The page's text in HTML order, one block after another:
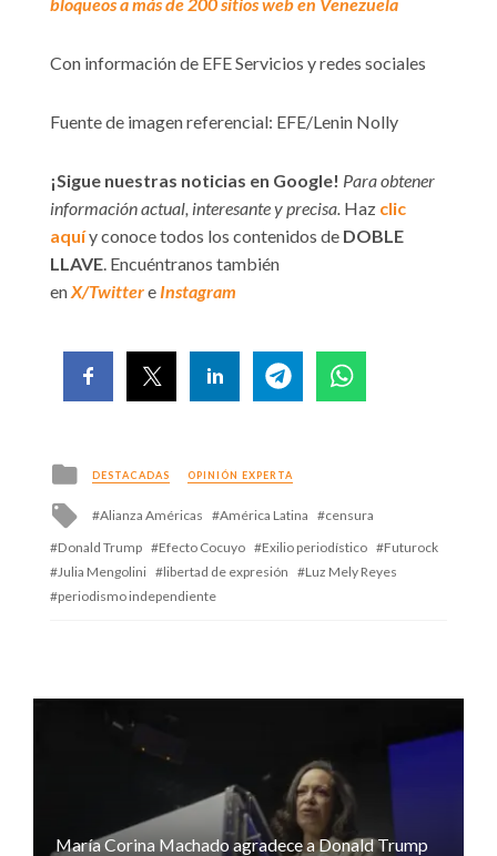
Con información de EFE Servicios y redes sociales
Fuente de imagen referencial: EFE/Lenin Nolly
¡Sigue nuestras noticias en Google! Para obtener
información actual, interesante y precisa. Haz clic
aquíy conoce todos los contenidos de DOBLE
LLAVE. Encuéntranos también
enX/Twittere Instagram
Posted
in
DESTACADAS OPINIÓN EXPERTA
Tagged
Alianza Américas América Latina
censura
Donald Trump
Efecto Cocuyo Exilio periodístico
Futurock
Julia Mengolini
libertad de expresión
Luz Mely Reyes
periodismo independiente
María Corina Machado agradece a Donald Trump